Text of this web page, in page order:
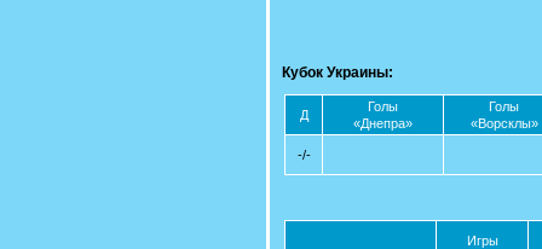
Кубок Украины:
Д
Голы
«Днепра»
Голы
«Ворсклы»
-/-
Игры